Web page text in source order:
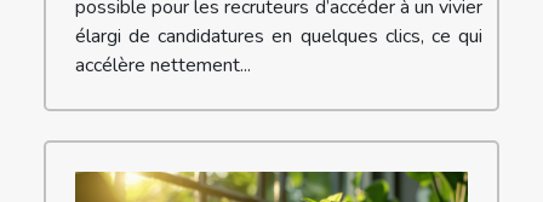
possible pour les recruteurs d’accéder à un vivier
élargi de candidatures en quelques clics, ce qui
accélère nettement...